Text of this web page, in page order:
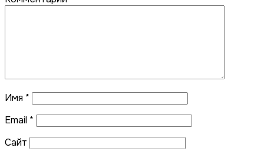
Имя *
Email *
Сайт